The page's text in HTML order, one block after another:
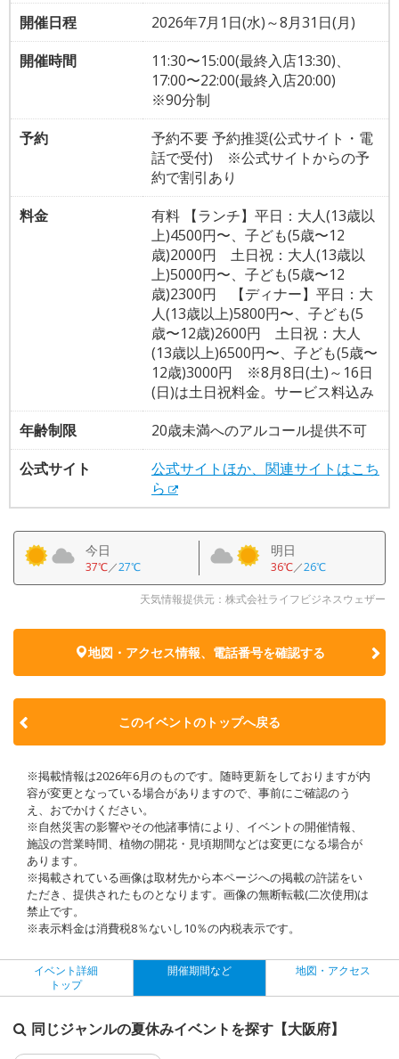
開催日程
2026年7月1日(水)～8月31日(月)
開催時間
11:30〜15:00(最終入店13:30)、
17:00〜22:00(最終入店20:00)
※90分制
予約
予約不要 予約推奨(公式サイト・電
話で受付) ※公式サイトからの予
約で割引あり
料金
有料 【ランチ】平日：大人(13歳以
上)4500円〜、子ども(5歳〜12
歳)2000円 土日祝：大人(13歳以
上)5000円〜、子ども(5歳〜12
歳)2300円 【ディナー】平日：大
人(13歳以上)5800円〜、子ども(5
歳〜12歳)2600円 土日祝：大人
(13歳以上)6500円〜、子ども(5歳〜
12歳)3000円 ※8月8日(土)～16日
(日)は土日祝料金。サービス料込み
年齢制限
20歳未満へのアルコール提供不可
公式サイト
公式サイトほか、関連サイトはこち
ら
今日
37℃／27℃
明日
36℃／26℃
天気情報提供元：株式会社ライフビジネスウェザー
地図・アクセス情報、電話番号を確認する
このイベントのトップへ戻る
※掲載情報は2026年6月のものです。随時更新をしておりますが内
容が変更となっている場合がありますので、事前にご確認のう
え、おでかけください。
※自然災害の影響やその他諸事情により、イベントの開催情報、
施設の営業時間、植物の開花・見頃期間などは変更になる場合が
あります。
※掲載されている画像は取材先から本ページへの掲載の許諾をい
ただき、提供されたものとなります。画像の無断転載(二次使用)は
禁止です。
※表示料金は消費税8％ないし10％の内税表示です。
イベント詳細
トップ
開催期間など 地図・アクセス
同じジャンルの夏休みイベントを探す【大阪府】